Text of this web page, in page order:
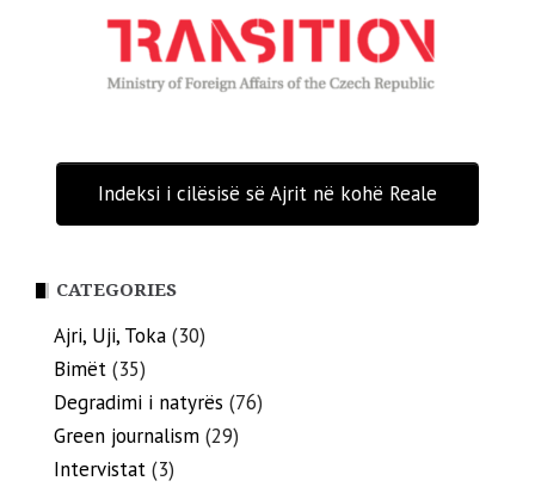
Indeksi i cilësisë së Ajrit në kohë Reale
CATEGORIES
Ajri, Uji, Toka (30)
Bimët (35)
Degradimi i natyrës (76)
Green journalism (29)
Intervistat (3)